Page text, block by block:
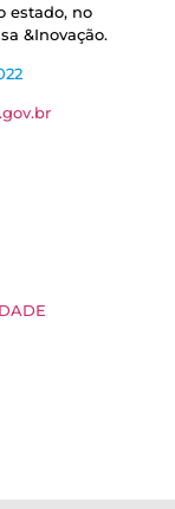
estado, no
&Inovação.